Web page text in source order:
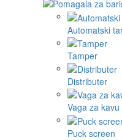
Automatski
Tamper
Distributer
Vaga za kavu
Puck screen